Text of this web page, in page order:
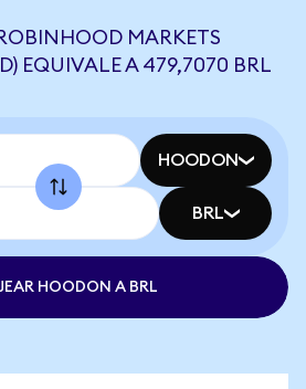
MARKETS
EQUIVALE A 479,7070 BRL
HOODON
BRL
HOODON A BRL